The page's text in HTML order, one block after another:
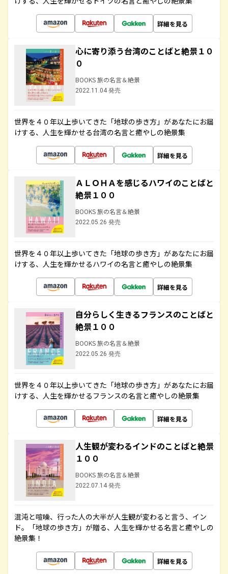
詳細を見る
心に寄り添う台湾のことばと絶景１０
０
BOOKS 旅の名言＆絶景
2022.11.04 発売
世界を４０年以上歩いてきた「地球の歩き方」があなたにお届
けする、人生を輝かせる台湾の名言と癒やしの絶景集
詳細を見る
ＡＬＯＨＡを感じるハワイのことばと
絶景１００
BOOKS 旅の名言＆絶景
2022.05.26 発売
世界を４０年以上歩いてきた「地球の歩き方」があなたにお届
けする、人生を輝かせるハワイの名言と癒やしの絶景集
詳細を見る
自分らしく生きるフランスのことばと
絶景１００
BOOKS 旅の名言＆絶景
2022.05.26 発売
世界を４０年以上歩いてきた「地球の歩き方」があなたにお届
けする、人生を輝かせるフランスの名言と癒やしの絶景集
詳細を見る
人生観が変わるインドのことばと絶景
１００
BOOKS 旅の名言＆絶景
2022.07.14 発売
混沌と喧噪、行った人の大半が人生観が変わると言う、イン
ド。「地球の歩き方」が贈る、人生を輝かせる名言と癒やしの
絶景集！
詳細を見る